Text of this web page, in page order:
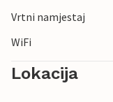
Vrtni namjestaj
WiFi
Lokacija